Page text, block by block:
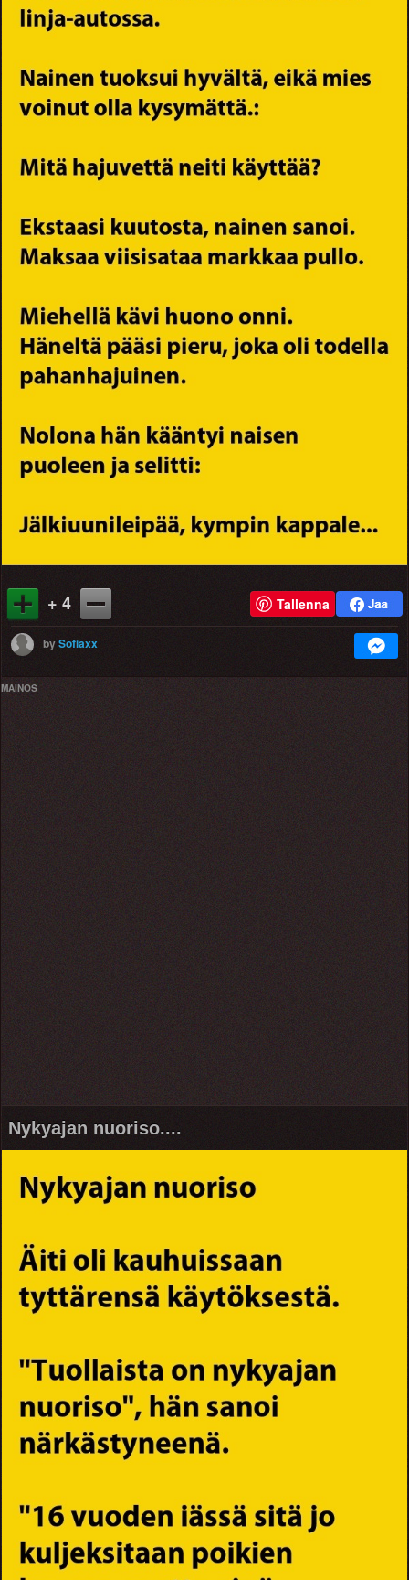
+ 4 Tallenna
bySofiaxx
MAINOS
Nykyajan nuoriso....